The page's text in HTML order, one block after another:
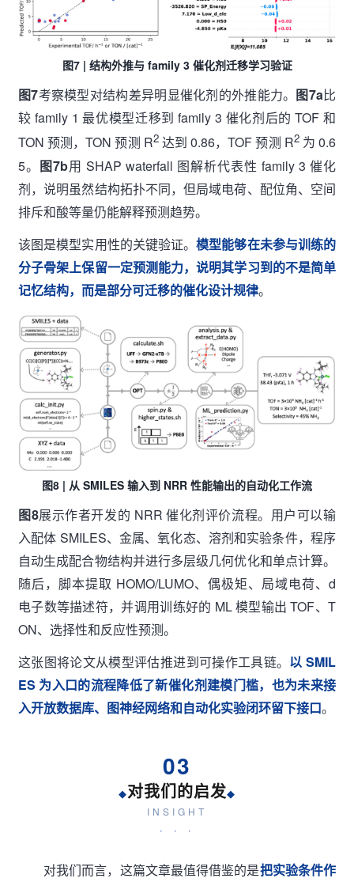
图7 | 结构外推与 family 3 催化剂迁移学习验证
图7考察模型对结构差异明显催化剂的外推能力。 图7a比
较 family 1 最优模型迁移到 family 3 催化剂后的 TOF 和
TON 预测，TON 预测 R2达到 0.86，TOF 预测 R2为 0.6
5。 图7b用 SHAP waterfall 图解析代表性 family 3 催化
剂，说明虽然结构拓扑不同，但局域电荷、配位角、空间
排斥和酸等量仍能解释预测趋势。
该图是模型实用性的关键验证。模型能够在未参与训练的
分子骨架上保留一定预测能力，说明其学习到的不是简单
记忆结构，而是部分可迁移的催化设计规律。
图8 | 从 SMILES 输入到 NRR 性能输出的自动化工作流
图8展示作者开发的 NRR 催化剂评价流程。用户可以输
入配体 SMILES、金属、氧化态、溶剂和实验条件，程序
自动生成配合物结构并进行多层级几何优化和单点计算。
随后，脚本提取 HOMO/LUMO、偶极矩、局域电荷、d
电子数等描述符，并调用训练好的 ML 模型输出 TOF、T
ON、选择性和反应性预测。
这张图将论文从模型评估推进到可操作工具链。 以 SMIL
ES 为入口的流程降低了新催化剂建模门槛，也为未来接
入开放数据库、图神经网络和自动化实验闭环留下接口。
03
◆对我们的启发◆
INSIGHT
· · ·
对我们而言，这篇文章最值得借鉴的是把实验条件作